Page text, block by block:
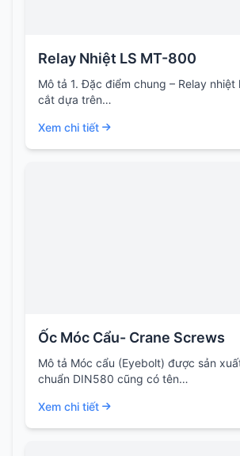
Relay Nhiệt LS MT-800
Mô tả 1. Đặc điểm chung – Relay
cắt dựa trên…
Xem chi tiết
Ốc Móc Cẩu- Crane Screws
Mô tả Móc cẩu (Eyebolt) được sản
chuẩn DIN580 cũng có tên…
Xem chi tiết